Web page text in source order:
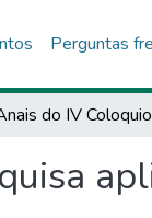
Perguntas